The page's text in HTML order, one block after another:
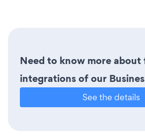
Need to know more about
integrations of our
See the details